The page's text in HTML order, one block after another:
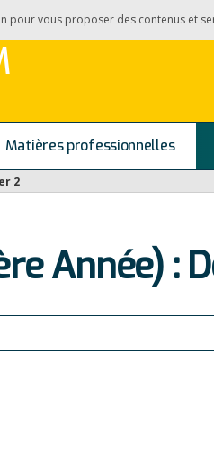
Matières professionnelles
2
Année) :
pour vous proposer des contenus et